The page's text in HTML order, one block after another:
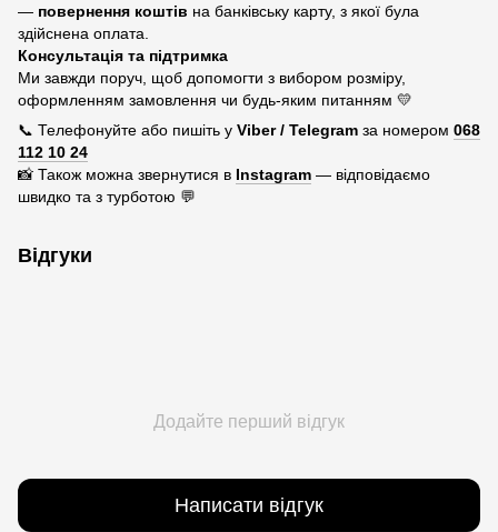
— повернення коштів на банківську карту, з якої була
здійснена оплата.
Консультація та підтримка
Ми завжди поруч, щоб допомогти з вибором розміру,
оформленням замовлення чи будь-яким питанням 💛
📞 Телефонуйте або пишіть у Viber / Telegram за номером 068
112 10 24
📸 Також можна звернутися в Instagram — відповідаємо
швидко та з турботою 💬
Відгуки
Додайте перший відгук
Написати відгук